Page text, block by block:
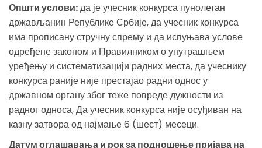
Општи услови:да је учесник конкурса пунолетан
држављанин Републике Србије, да учесник конкурса
има прописану стручну спрему и да испуњава услове
одређене законом и Правилником о унутрашњем
уређењу и систематизацији радних места, да учеснику
конкурса раније није престајао радни однос у
државном органу због теже повреде дужности из
радног односа, Да учесник конкурса није осуђиван на
казну затвора од најмање 6 (шест) месеци.
Датум оглашавања и рок за подношење пријава на